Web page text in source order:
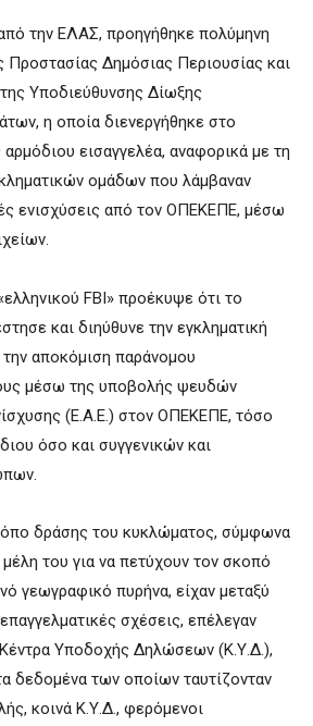
την ΕΛΑΣ, προηγήθηκε πολύμηνη
Προστασίας Δημόσιας Περιουσίας και
Υποδιεύθυνσης Δίωξης
η οποία διενεργήθηκε στο
αρμόδιου εισαγγελέα, αναφορικά με τη
ομάδων που λάμβαναν
ενισχύσεις από τον ΟΠΕΚΕΠΕ, μέσω
FBI» προέκυψε ότι το
και διηύθυνε την εγκληματική
αποκόμιση παράνομου
μέσω της υποβολής ψευδών
(Ε.Α.Ε.) στον ΟΠΕΚΕΠΕ, τόσο
όσο και συγγενικών και
δράσης του κυκλώματος, σύμφωνα
του για να πετύχουν τον σκοπό
γεωγραφικό πυρήνα, είχαν μεταξύ
σχέσεις, επέλεγαν
Υποδοχής Δηλώσεων (Κ.Υ.Δ.),
δεδομένα των οποίων ταυτίζονταν
κοινά Κ.Υ.Δ., φερόμενοι